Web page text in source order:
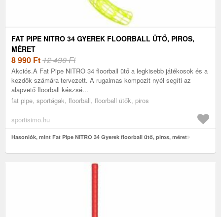
FAT PIPE NITRO 34 GYEREK FLOORBALL ÜTŐ, PIROS,
MÉRET
8 990 Ft12 490 Ft
Akciós.A Fat Pipe NITRO 34 floorball ütő a legkisebb játékosok és a
kezdők számára tervezett. A rugalmas kompozit nyél segíti az
alapvető floorball készsé...
fat pipe, sportágak, floorball, floorball ütők, piros
sportisimo.hu
Hasonlók, mint Fat Pipe NITRO 34 Gyerek floorball ütő, piros, méret